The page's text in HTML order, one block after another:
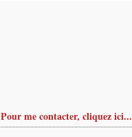
Pour me contacter, cliquez ici...